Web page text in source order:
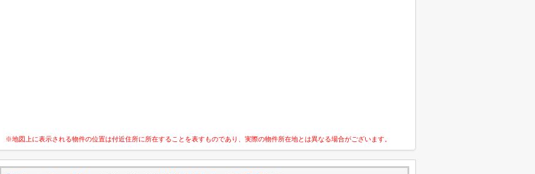
※地図上に表示される物件の位置は付近住所に所在することを表すものであり、実際の物件所在地とは異なる場合がございます。